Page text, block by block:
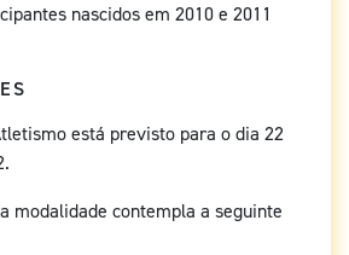
nascidos em 2010 e 2011
está previsto para o dia 22
modalidade contempla a seguinte